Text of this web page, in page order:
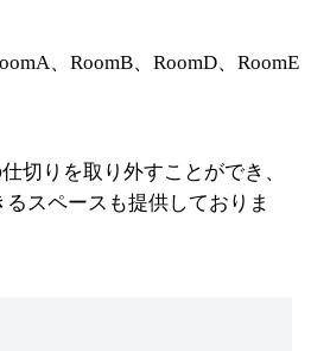
、RoomB、RoomD、RoomE
切りを取り外すことができ、
スペースも提供しておりま